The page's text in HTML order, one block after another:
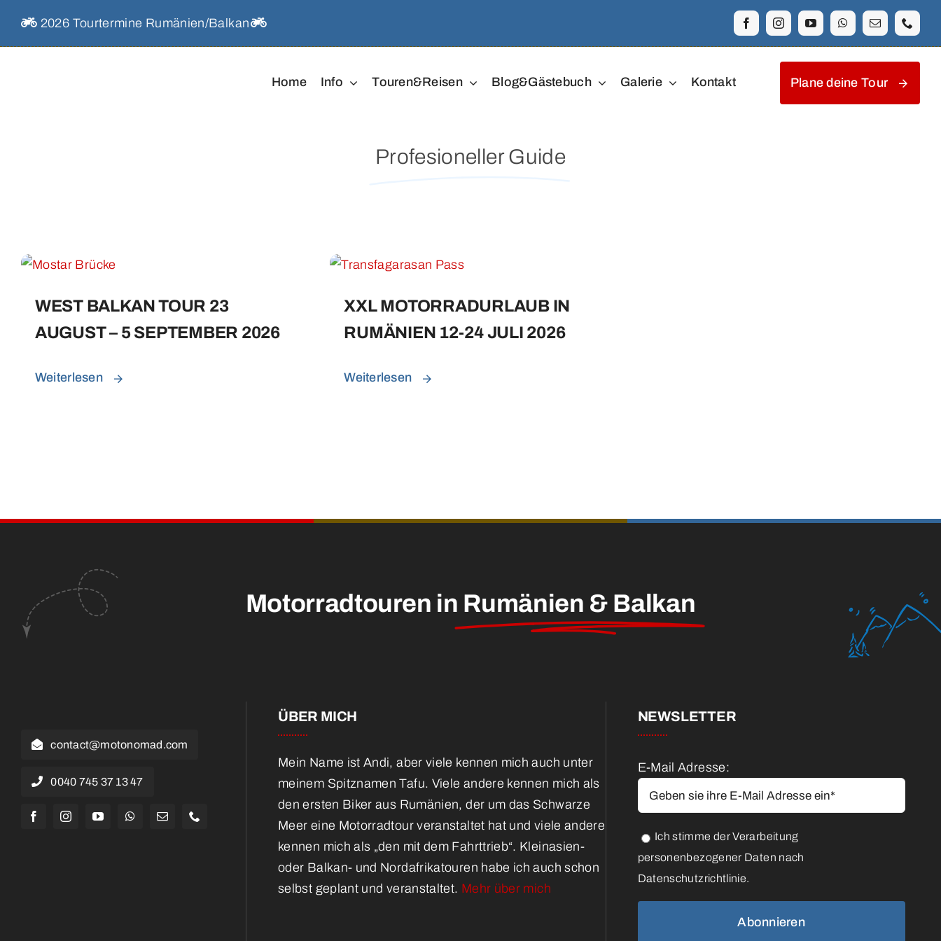
2026 Tourtermine Rumänien/Balkan
Home Info Touren&Reisen Blog&Gästebuch Galerie Kontakt Plane deine Tour
Profesioneller Guide
WEST BALKAN TOUR 23
AUGUST – 5 SEPTEMBER 2026
Weiterlesen
XXL MOTORRADURLAUB IN
RUMÄNIEN 12-24 JULI 2026
Weiterlesen
Motorradtouren in Rumänien & Balkan
contact@motonomad.com
0040 745 37 13 47
ÜBER MICH
Mein Name ist Andi, aber viele kennen mich auch unter
meinem Spitznamen Tafu. Viele andere kennen mich als
den ersten Biker aus Rumänien, der um das Schwarze
Meer eine Motorradtour veranstaltet hat und viele andere
kennen mich als „den mit dem Fahrttrieb“. Kleinasien-
oder Balkan- und Nordafrikatouren habe ich auch schon
selbst geplant und veranstaltet. Mehr über mich
NEWSLETTER
E-Mail Adresse:
Ich stimme der Verarbeitung
personenbezogener Daten nach
Datenschutzrichtlinie.